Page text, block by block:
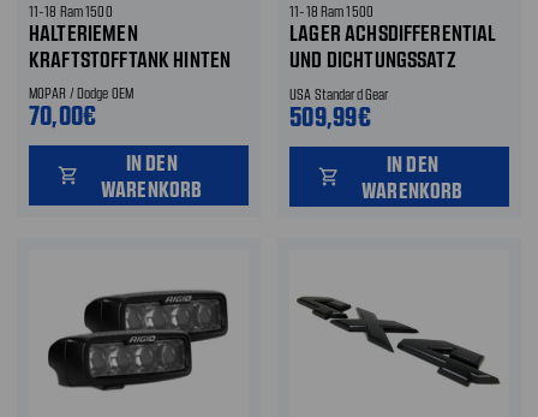
11-18 Ram 1500
HALTERIEMEN
KRAFTSTOFFTANK HINTEN
MOPAR / Dodge OEM
70,00€
shopping_cart
IN DEN
WARENKORB
11-18 Ram 1500
LAGER ACHSDIFFERENTIAL
UND DICHTUNGSSATZ
HINTEN
USA Standard Gear
509,99€
shopping_cart
IN DEN
WARENKORB